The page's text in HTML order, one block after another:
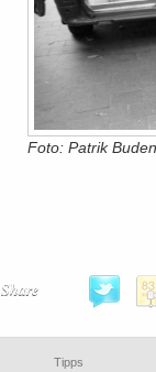
Foto: Patrik
Share
Tipps